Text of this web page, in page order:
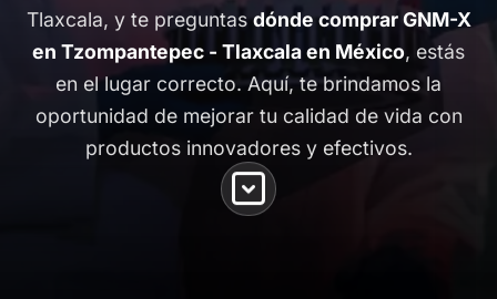
Tlaxcala, y te preguntasdónde comprar GNM-X
en Tzompantepec - Tlaxcala en México, estás
en el lugar correcto. Aquí, te brindamos la
oportunidad de mejorar tu calidad de vida con
productos innovadores y efectivos.